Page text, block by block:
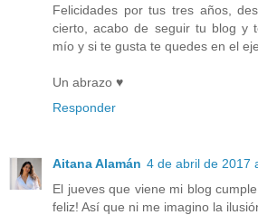
Felicidades por tus tres años,
cierto, acabo de seguir tu blog y
mío y si te gusta te quedes en el
Un abrazo ♥
Responder
Aitana Alamán 4 de abril de 2017
El jueves que viene mi blog
feliz! Así que ni me imagino la